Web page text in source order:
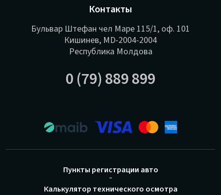
Контакты
Бульвар Штефан чел Маре 115/1, оф. 101
Кишинев, MD-2004-2004
Республика Молдова
0 (79) 889 899
Пункты регистрации авто
Калькулятор технического осмотра